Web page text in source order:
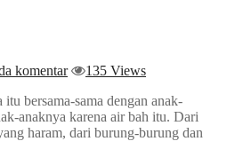
komentar
135 Views
bersama-sama dengan anak-
anaknya karena air bah itu. Dari
haram, dari burung-burung dan